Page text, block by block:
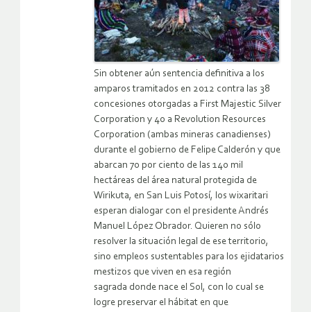
Sin obtener aún sentencia definitiva a los
amparos tramitados en 2012 contra las 38
concesiones otorgadas a First Majestic Silver
Corporation y 40 a Revolution Resources
Corporation (ambas mineras canadienses)
durante el gobierno de Felipe Calderón y que
abarcan 70 por ciento de las 140 mil
hectáreas del área natural protegida de
Wirikuta, en San Luis Potosí, los wixaritari
esperan dialogar con el presidente Andrés
Manuel López Obrador. Quieren no sólo
resolver la situación legal de ese territorio,
sino empleos sustentables para los ejidatarios
mestizos que viven en esa región
sagrada donde nace el Sol, con lo cual se
logre preservar el hábitat en que